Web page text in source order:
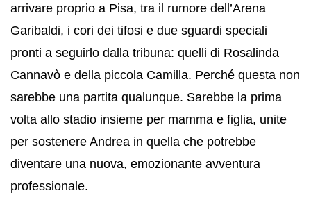
arrivare proprio a Pisa, tra il rumore dell’Arena
Garibaldi, i cori dei tifosi e due sguardi speciali
pronti a seguirlo dalla tribuna: quelli di Rosalinda
Cannavò e della piccola Camilla. Perché questa non
sarebbe una partita qualunque. Sarebbe la prima
volta allo stadio insieme per mamma e figlia, unite
per sostenere Andrea in quella che potrebbe
diventare una nuova, emozionante avventura
professionale.